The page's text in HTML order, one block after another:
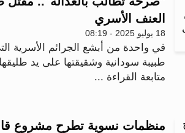
العنف الأسري
18 يوليو 2025 - 08:19
في واحدة من أبشع الجرائم الأسرية
طبيبة سودانية وشقيقتها على يد
متابعة القراءة ...
منظمات نسوية تطرح مشروع